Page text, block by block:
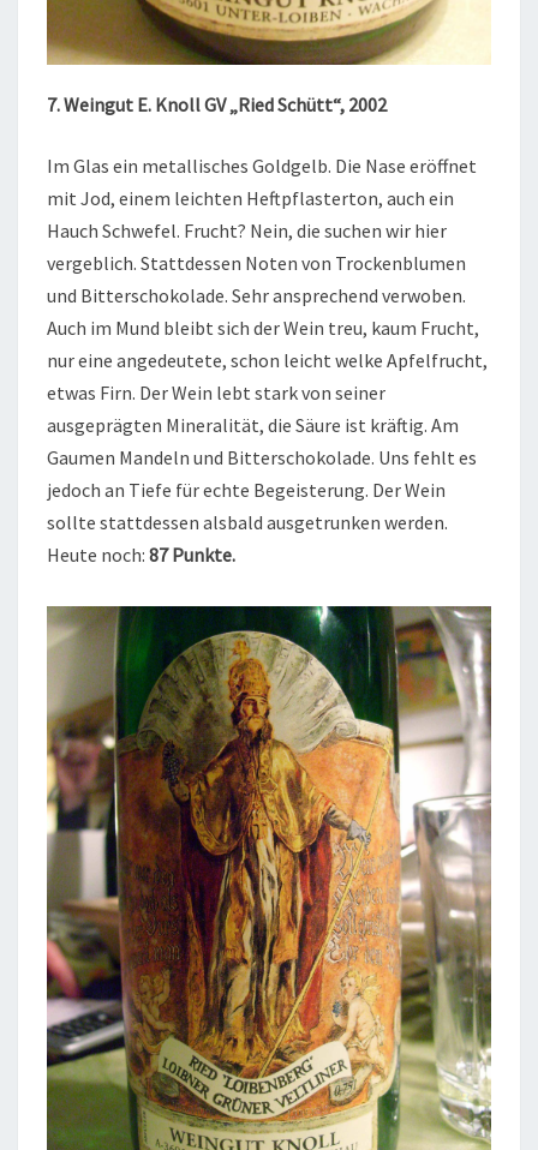
7. Weingut E. Knoll GV „Ried Schütt“, 2002
Im Glas ein metallisches Goldgelb. Die Nase eröffnet
mit Jod, einem leichten Heftpflasterton, auch ein
Hauch Schwefel. Frucht? Nein, die suchen wir hier
vergeblich. Stattdessen Noten von Trockenblumen
und Bitterschokolade. Sehr ansprechend verwoben.
Auch im Mund bleibt sich der Wein treu, kaum Frucht,
nur eine angedeutete, schon leicht welke Apfelfrucht,
etwas Firn. Der Wein lebt stark von seiner
ausgeprägten Mineralität, die Säure ist kräftig. Am
Gaumen Mandeln und Bitterschokolade. Uns fehlt es
jedoch an Tiefe für echte Begeisterung. Der Wein
sollte stattdessen alsbald ausgetrunken werden.
Heute noch: 87 Punkte.